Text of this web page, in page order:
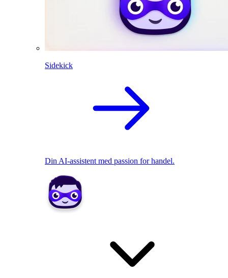
Sidekick
Din AI-assistent med passion for handel.